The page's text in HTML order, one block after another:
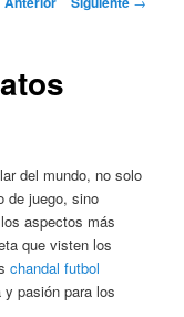
del mundo, no solo
de juego, sino
aspectos más
que visten los
chandal futbol
pasión para los